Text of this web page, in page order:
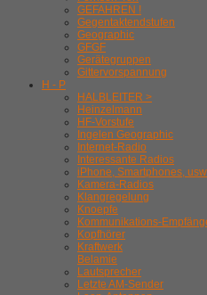
GEFAHREN !
Gegentaktendstufen
Geographic
GFGF
Gerätegruppen
Gittervorspannung
H - P
HALBLEITER >
Heinzelmann
HF-Vorstufe
Ingelen Geographic
Internet-Radio
Interessante Radios
iPhone, Smartphones,
Kamera-Radios
Klangregelung
Knoepfe
Kommunikations-
Kopfhörer
Kraftwerk
Belamie
Lautsprecher
Letzte AM-Sender